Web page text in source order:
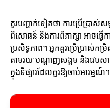
គួរបញ្ជាក់ទៀតថា ការប្រើប្រាស់
ពិសោធន៍ និងការពិភាក្សា អាចធ្វ
ប្រសិទ្ធភាព។ អ្នកគួរប្រើប្រាស់កម្
តាមរយៈបណ្ដាញសង្គម និងវេប
ក្នុងទីផ្សារដែលគួរឱ្យចាប់អារម្មណ៍។